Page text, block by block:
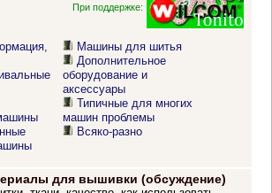
При поддержке:
Машины для шитья
Дополнительное
оборудование и
аксессуары
Типичные для многих
машин проблемы
Всяко-разно
для вышивки (обсуждение)